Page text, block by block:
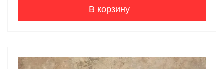
В корзину